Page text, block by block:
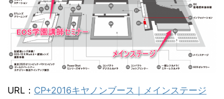
URL： CP+2016キヤノンブース｜メインステージ